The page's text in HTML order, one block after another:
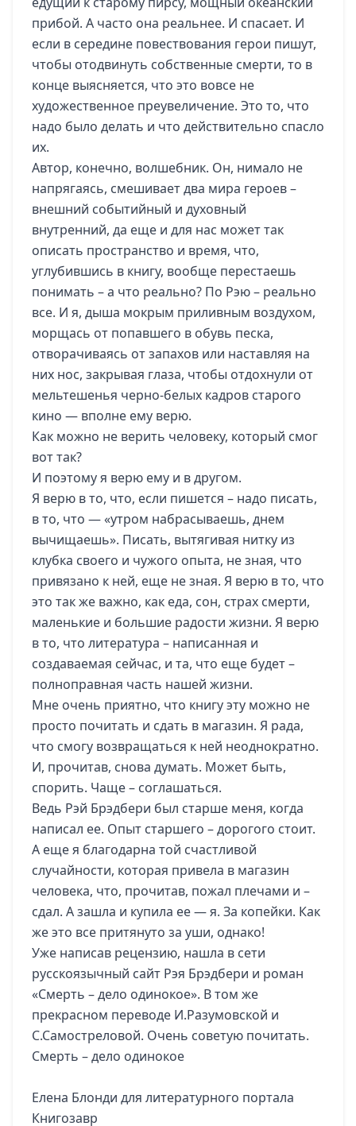
прибой. А часто она реальнее. И спасает. И
если в середине повествования герои пишут,
чтобы отодвинуть собственные смерти, то в
конце выясняется, что это вовсе не
художественное преувеличение. Это то, что
надо было делать и что действительно спасло
их.
Автор, конечно, волшебник. Он, нимало не
напрягаясь, смешивает два мира героев –
внешний событийный и духовный
внутренний, да еще и для нас может так
описать пространство и время, что,
углубившись в книгу, вообще перестаешь
понимать – а что реально? По Рэю – реально
все. И я, дыша мокрым приливным воздухом,
морщась от попавшего в обувь песка,
отворачиваясь от запахов или наставляя на
них нос, закрывая глаза, чтобы отдохнули от
мельтешенья черно-белых кадров старого
кино — вполне ему верю.
Как можно не верить человеку, который смог
вот так?
И поэтому я верю ему и в другом.
Я верю в то, что, если пишется – надо писать,
в то, что — «утром набрасываешь, днем
вычищаешь». Писать, вытягивая нитку из
клубка своего и чужого опыта, не зная, что
привязано к ней, еще не зная. Я верю в то, что
это так же важно, как еда, сон, страх смерти,
маленькие и большие радости жизни. Я верю
в то, что литература – написанная и
создаваемая сейчас, и та, что еще будет –
полноправная часть нашей жизни.
Мне очень приятно, что книгу эту можно не
просто почитать и сдать в магазин. Я рада,
что смогу возвращаться к ней неоднократно.
И, прочитав, снова думать. Может быть,
спорить. Чаще – соглашаться.
Ведь Рэй Брэдбери был старше меня, когда
написал ее. Опыт старшего – дорогого стоит.
А еще я благодарна той счастливой
случайности, которая привела в магазин
человека, что, прочитав, пожал плечами и –
сдал. А зашла и купила ее — я. За копейки. Как
же это все притянуто за уши, однако!
Уже написав рецензию, нашла в сети
русскоязычный сайт Рэя Брэдбери и роман
«Смерть – дело одинокое». В том же
прекрасном переводе И.Разумовской и
С.Самостреловой. Очень советую почитать.
Смерть – дело одинокое
Елена Блонди для литературного портала
Книгозавр